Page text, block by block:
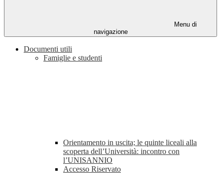
Menu di
navigazione
Documenti utili
Famiglie e studenti
Orientamento in uscita; le quinte liceali alla
scoperta dell’Università: incontro con
l’UNISANNIO
Accesso Riservato